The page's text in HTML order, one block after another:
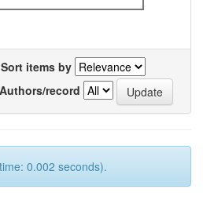
Sort items by
Authors/record
0.002 seconds).